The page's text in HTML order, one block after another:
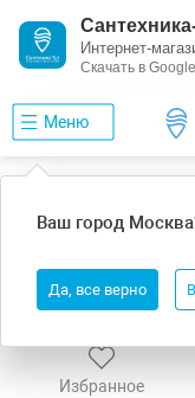
Интернет-
Скачать в
Меню
Ваш город Москва
Да, все верно
Обои Marburg
Есть в шоу-руме
Избранное